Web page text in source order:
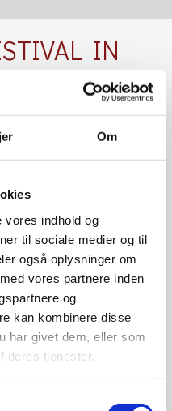
Om
vores indhold og
til sociale medier og til
også oplysninger om
vores partnere inden
og
kan kombinere disse
har givet dem, eller som
deres tjenester.
IN